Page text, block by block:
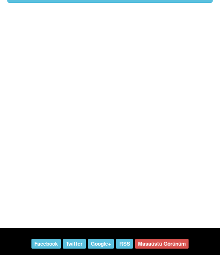
Facebook Twitter Google+ RSS Masaüstü Görünüm